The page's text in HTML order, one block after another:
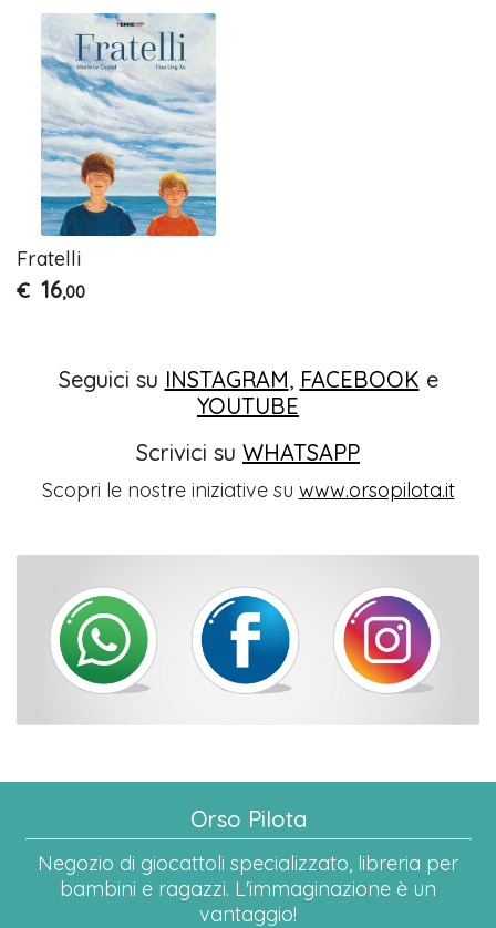
Fratelli
€ 16,00
Seguici su INSTAGRAM, FACEBOOK e
YOUTUBE
Scrivici su WHATSAPP
Scopri le nostre iniziative su www.orsopilota.it
Orso Pilota
Negozio di giocattoli specializzato, libreria per
bambini e ragazzi. L'immaginazione è un
vantaggio!